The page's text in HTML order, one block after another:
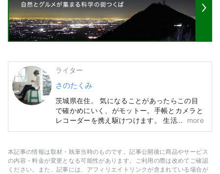
ライター
さのたくみ
茨城県在住。 気になることがあったらこの目
で確かめにいく、がモットー。手帳とカメラと
レコーダーを携え駆けつけます。 生活に使え
る伝統工芸品や、地酒、和菓子など、気軽に伝
more
本記事の情報は取材・執筆当時のものです。記事公開後に商品やサービス
の内容・料金が変更となる可能性があります。ご利用の際は改めてご確認
ください。また、記事には、アフィリエイトリンクが含まれている場合が